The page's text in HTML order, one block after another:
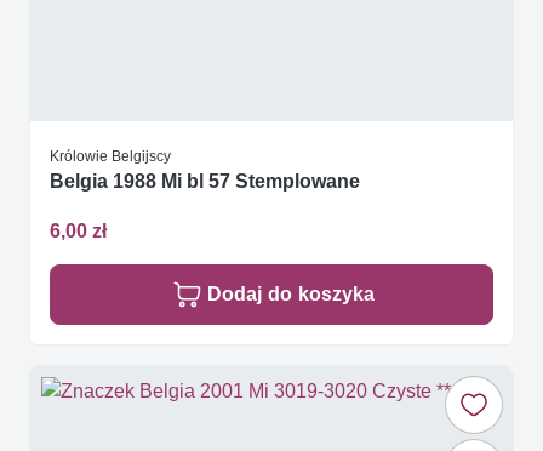
Królowie Belgijscy
Belgia 1988 Mi bl 57 Stemplowane
6,00 zł
Dodaj do koszyka